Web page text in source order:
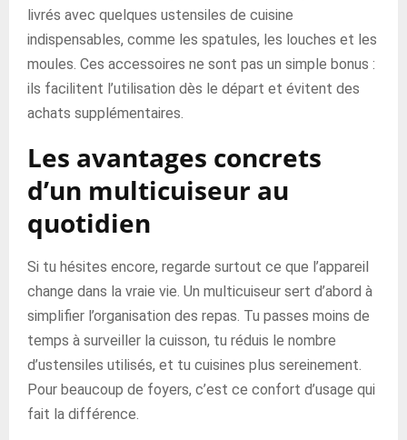
livrés avec quelques ustensiles de cuisine
indispensables, comme les spatules, les louches et les
moules. Ces accessoires ne sont pas un simple bonus :
ils facilitent l’utilisation dès le départ et évitent des
achats supplémentaires.
Les avantages concrets
d’un multicuiseur au
quotidien
Si tu hésites encore, regarde surtout ce que l’appareil
change dans la vraie vie. Un multicuiseur sert d’abord à
simplifier l’organisation des repas. Tu passes moins de
temps à surveiller la cuisson, tu réduis le nombre
d’ustensiles utilisés, et tu cuisines plus sereinement.
Pour beaucoup de foyers, c’est ce confort d’usage qui
fait la différence.